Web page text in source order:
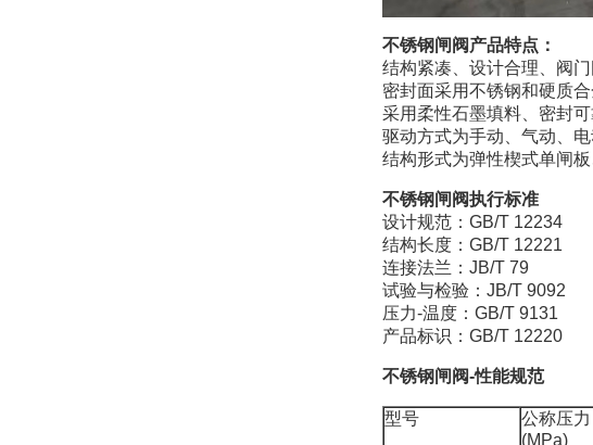
不锈钢闸阀产品特点：
结构紧凑、设计合理、阀
密封面采用不锈钢和硬质
采用柔性石墨填料、密封
驱动方式为手动、气动、
结构形式为弹性楔式单闸
不锈钢闸阀执行标准
设计规范：GB/T 12234
结构长度：GB/T 12221
连接法兰：JB/T 79
试验与检验：JB/T 9092
压力-温度：GB/T 9131
产品标识：GB/T 12220
不锈钢闸阀-性能规范
型号
公称压力
(MPa)